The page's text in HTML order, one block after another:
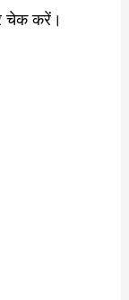
चेक करें।